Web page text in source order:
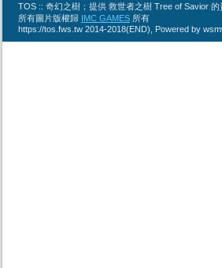
TOS :: 奇幻之樹；提供 救世者之樹 Tree of Savior
所有圖片版權歸 IMC GAMES 所有
https://tos.fws.tw 2014-2018(END), Powered by